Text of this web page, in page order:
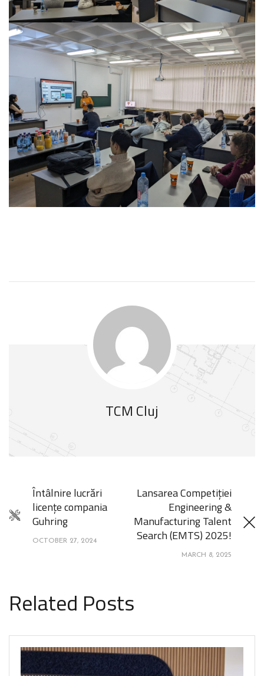
TCM Cluj
Întâlnire lucrări
licențe compania
Guhring
OCTOBER 27, 2024
Lansarea Competiției
Engineering &
Manufacturing Talent
Search (EMTS) 2025!
MARCH 8, 2025
Related Posts